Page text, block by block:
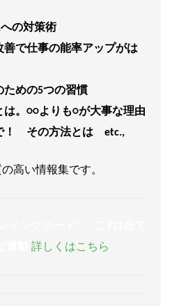
の対策術
善で仕事の能率アップがは
ための5つの習慣
。○○よりも○が大事な理由
！ その方法とは etc.,
高い情報集です。
詳しくはこちら